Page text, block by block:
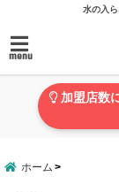
水の入
menu
加盟店数
ホーム